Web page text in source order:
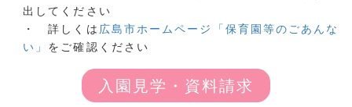
出してください
・ 詳しくは 広島市ホームページ「保育園等のごあんな
い」 をご確認ください
入園見学・資料請求